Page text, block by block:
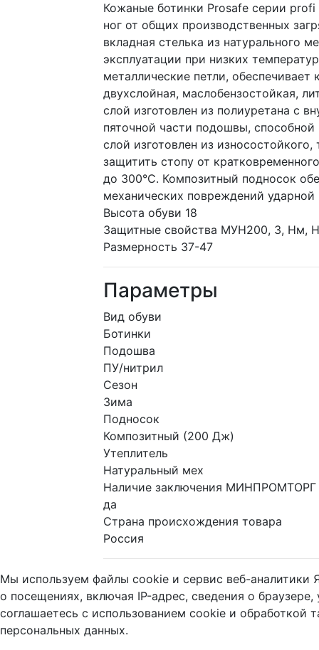
Кожаные ботинки Prosafe серии
ног от общих производственных
вкладная стелька из натурального
эксплуатации при низких
металлические петли,
двухслойная, маслобензостойкая,
слой изготовлен из полиуретана с
пяточной части подошвы,
слой изготовлен из
защитить стопу от
до 300°С. Композитный подносок
механических повреждений
Высота обуви 18
Защитные свойства МУН200, З, Нм,
Размерность 37-47
Параметры
Вид обуви
Ботинки
Подошва
ПУ/нитрил
Сезон
Зима
Подносок
Композитный (200 Дж)
Утеплитель
Натуральный мех
Наличие заключения МИНПРОМТОРГ
да
Страна происхождения товара
Россия
Мы используем файлы cookie и сервис веб-аналитики
о посещениях, включая IP-адрес, сведения о
соглашаетесь с использованием cookie и обработкой
персональных данных.